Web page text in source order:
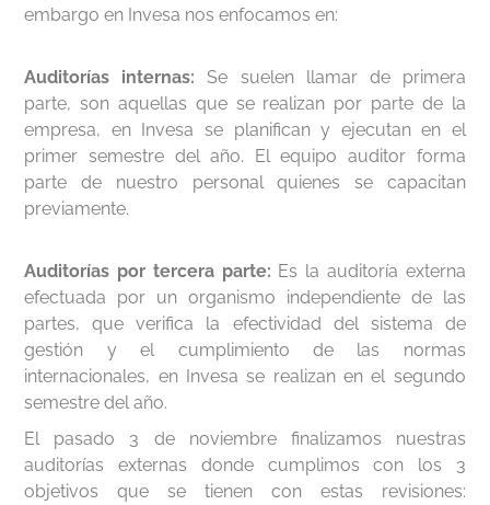
embargo en Invesa nos enfocamos en:
Auditorías internas: Se suelen llamar de primera
parte, son aquellas que se realizan por parte de la
empresa, en Invesa se planifican y ejecutan en el
primer semestre del año. El equipo auditor forma
parte de nuestro personal quienes se capacitan
previamente.
Auditorías por tercera parte: Es la auditoría externa
efectuada por un organismo independiente de las
partes, que verifica la efectividad del sistema de
gestión y el cumplimiento de las normas
internacionales, en Invesa se realizan en el segundo
semestre del año.
El pasado 3 de noviembre finalizamos nuestras
auditorías externas donde cumplimos con los 3
objetivos que se tienen con estas revisiones: